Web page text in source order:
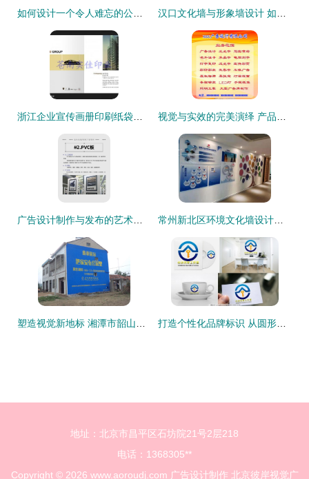
地址：北京市昌平区石坊院21号2层218
电话：1368305**
Copyright © 2026 www.aoroudj.com 广告设计制作 北京彼岸视觉广